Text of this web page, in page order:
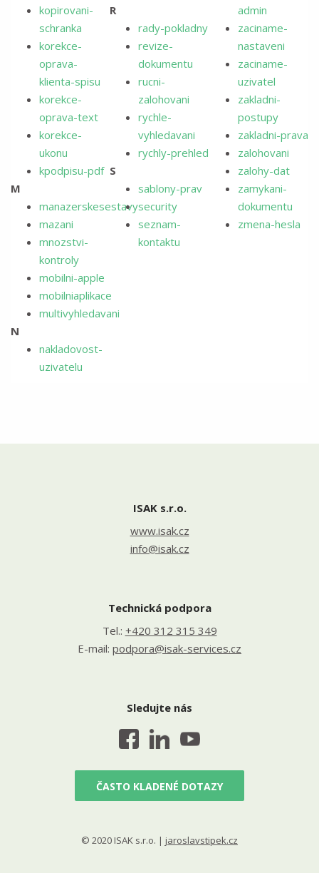
kopirovani-
schranka
korekce-
oprava-
klienta-spisu
korekce-
oprava-text
korekce-
ukonu
kpodpisu-pdf
M
manazerskesestavy
mazani
mnozstvi-
kontroly
mobilni-apple
mobilniaplikace
multivyhledavani
N
nakladovost-
uzivatelu
R
rady-pokladny
revize-
dokumentu
rucni-
zalohovani
rychle-
vyhledavani
rychly-prehled
S
sablony-prav
security
seznam-
kontaktu
admin
zaciname-
nastaveni
zaciname-
uzivatel
zakladni-
postupy
zakladni-prava
zalohovani
zalohy-dat
zamykani-
dokumentu
zmena-hesla
ISAK s.r.o.
www.isak.cz
info@isak.cz
Technická podpora
Tel.: +420 312 315 349
E-mail: podpora@isak-services.cz
Sledujte nás
ČASTO KLADENÉ DOTAZY
© 2020 ISAK s.r.o. | jaroslavstipek.cz